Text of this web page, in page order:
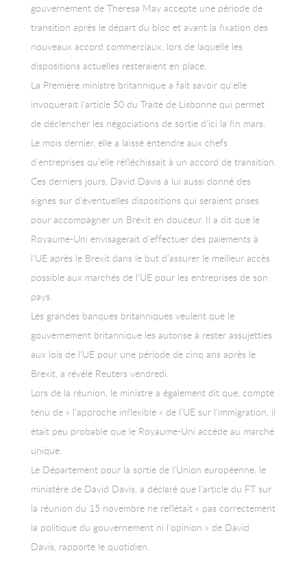
gouvernement de Theresa May accepte une période de
transition après le départ du bloc et avant la fixation des
nouveaux accord commerciaux, lors de laquelle les
dispositions actuelles resteraient en place.
La Première ministre britannique a fait savoir qu’elle
invoquerait l’article 50 du Traité de Lisbonne qui permet
de déclencher les négociations de sortie d’ici la fin mars.
Le mois dernier, elle a laissé entendre aux chefs
d’entreprises qu’elle réfléchissait à un accord de transition.
Ces derniers jours, David Davis a lui aussi donné des
signes sur d’éventuelles dispositions qui seraient prises
pour accompagner un Brexit en douceur. Il a dit que le
Royaume-Uni envisagerait d’effectuer des paiements à
l’UE après le Brexit dans le but d’assurer le meilleur accès
possible aux marchés de l’UE pour les entreprises de son
pays.
Les grandes banques britanniques veulent que le
gouvernement britannique les autorise à rester assujetties
aux lois de l’UE pour une période de cinq ans après le
Brexit, a révélé Reuters vendredi.
Lors de la réunion, le ministre a également dit que, compte
tenu de « l’approche inflexible » de l’UE sur l’immigration, il
était peu probable que le Royaume-Uni accède au marché
unique.
Le Département pour la sortie de l’Union européenne, le
ministère de David Davis, a déclaré que l’article du FT sur
la réunion du 15 novembre ne reflétait « pas correctement
la politique du gouvernement ni l’opinion » de David
Davis, rapporte le quotidien.